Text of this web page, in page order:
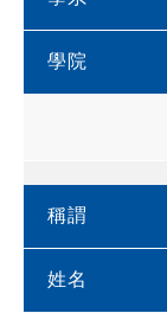
學院
稱謂
姓名